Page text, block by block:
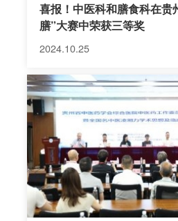
喜报！中医科和膳食科在贵
膳”大赛中荣获三等奖
2024.10.25